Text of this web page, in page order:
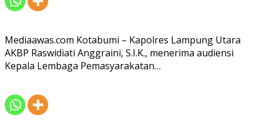
Mediaawas.com Kotabumi – Kapolres Lampung Utara
AKBP Raswidiati Anggraini, S.I.K., menerima audiensi
Kepala Lembaga Pemasyarakatan…